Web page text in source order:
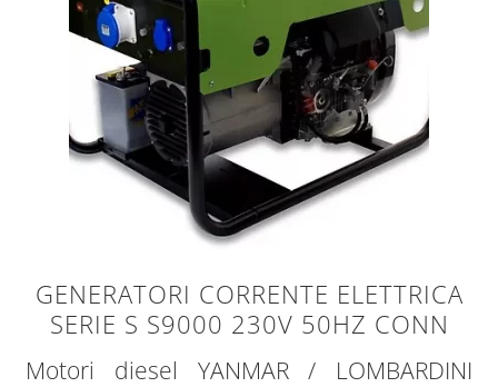
GENERATORI CORRENTE ELETTRICA
SERIE S S9000 230V 50HZ CONN
Motori diesel YANMAR / LOMBARDINI